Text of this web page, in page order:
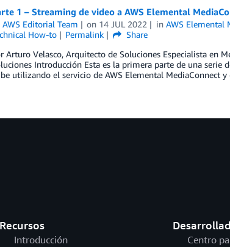
1 – Streaming de video a AWS Elemental
AWS Editorial Team on 14 JUL 2022 inAWS Elemental
How-to
Permalink
Share
Arturo Velasco, Arquitecto de Soluciones Especialista en
Introducción Esta es la primera parte de una
utilizando el servicio de AWS Elemental MediaConnect
Recursos
Introducción
Centro